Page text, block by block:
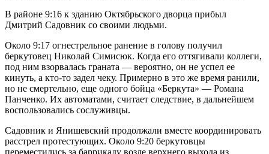
В районе 9:16 к зданию Октябрьского дворца прибыл
Дмитрий Садовник со своими людьми.
Около 9:17 огнестрельное ранение в голову получил
беркутовец Николай Симисюк. Когда его оттягивали коллеги,
под ним взорвалась граната — вероятно, он не успел ее
кинуть, а кто-то задел чеку. Примерно в это же время ранили,
но не смертельно, еще одного бойца «Беркута» — Романа
Панченко. Их автоматами, считает следствие, в дальнейшем
воспользовались сослуживцы.
Садовник и Янишевский продолжали вместе координировать
расстрел протестующих. Около 9:20 беркутовцы